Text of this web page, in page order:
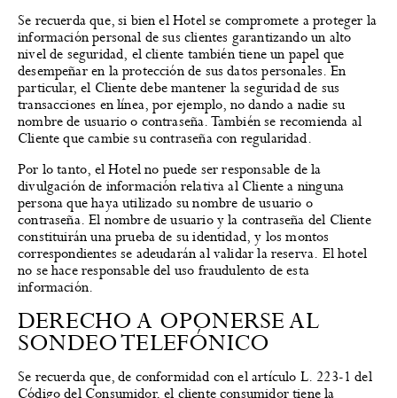
Se recuerda que, si bien el Hotel se compromete a proteger la
información personal de sus clientes garantizando un alto
nivel de seguridad, el cliente también tiene un papel que
desempeñar en la protección de sus datos personales. En
particular, el Cliente debe mantener la seguridad de sus
transacciones en línea, por ejemplo, no dando a nadie su
nombre de usuario o contraseña. También se recomienda al
Cliente que cambie su contraseña con regularidad.
Por lo tanto, el Hotel no puede ser responsable de la
divulgación de información relativa al Cliente a ninguna
persona que haya utilizado su nombre de usuario o
contraseña. El nombre de usuario y la contraseña del Cliente
constituirán una prueba de su identidad, y los montos
correspondientes se adeudarán al validar la reserva. El hotel
no se hace responsable del uso fraudulento de esta
información.
DERECHO A OPONERSE AL
SONDEO TELEFÓNICO
Se recuerda que, de conformidad con el artículo L. 223-1 del
Código del Consumidor, el cliente consumidor tiene la